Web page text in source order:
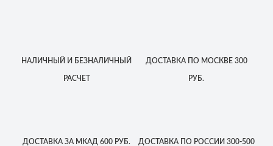
НАЛИЧНЫЙ И БЕЗНАЛИЧНЫЙ
РАСЧЕТ
ДОСТАВКАПО МОСКВЕ 300
РУБ.
ДОСТАВКА ЗА МКАД 600 РУБ. ДОСТАВКАПО РОССИИ 300-500